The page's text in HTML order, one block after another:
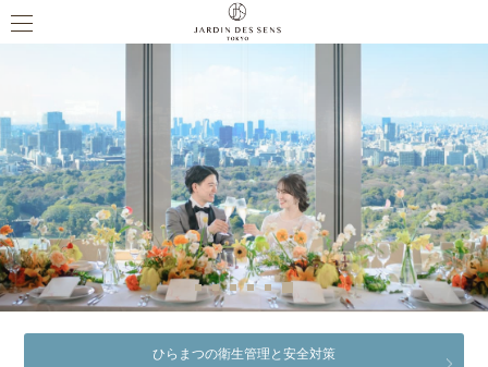
ひらまつの衛生管理と安全対策